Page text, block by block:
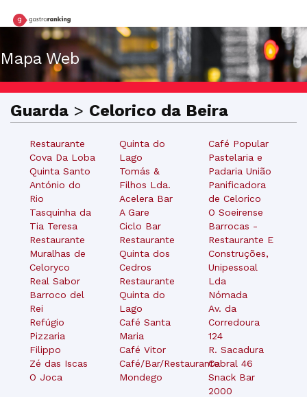
Mapa Web
Guarda > Celorico da Beira
Restaurante
Cova Da Loba
Quinta Santo
António do
Rio
Tasquinha da
Tia Teresa
Restaurante
Muralhas de
Celoryco
Real Sabor
Barroco del
Rei
Refúgio
Pizzaria
Filippo
Zé das Iscas
O Joca
Quinta do
Lago
Tomás &
Filhos Lda.
Acelera Bar
A Gare
Ciclo Bar
Restaurante
Quinta dos
Cedros
Restaurante
Quinta do
Lago
Café Santa
Maria
Café Vitor
Café/Bar/Restaurante
Mondego
Café Popular
Pastelaria e
Padaria União
Panificadora
de Celorico
O Soeirense
Barrocas -
Restaurante E
Construções,
Unipessoal
Lda
Nómada
Av. da
Corredoura
124
R. Sacadura
Cabral 46
Snack Bar
2000